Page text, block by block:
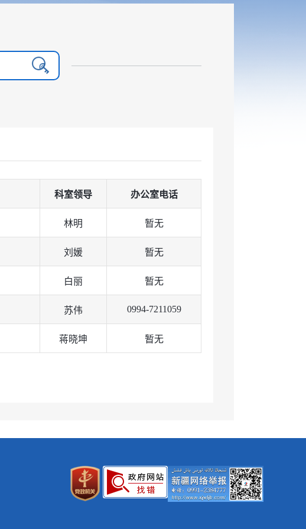
科室领导 办公室电话
林明 暂无
刘媛 暂无
白丽 暂无
苏伟 0994-7211059
蒋晓坤 暂无